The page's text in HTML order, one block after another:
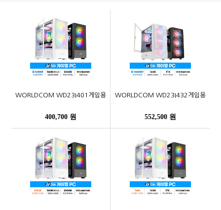
WORLDCOM WD23I401게임용
400,700 원
WORLDCOM WD23I432게임용
552,500 원